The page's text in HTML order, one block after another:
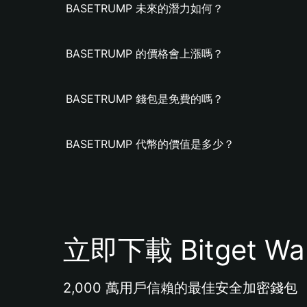
BASETRUMP 未來的潛力如何？
BASETRUMP 的價格會上漲嗎？
BASETRUMP 錢包是免費的嗎？
BASETRUMP 代幣的價值是多少？
立即下載 Bitget
2,000 萬用戶信賴的最佳安全加密錢包